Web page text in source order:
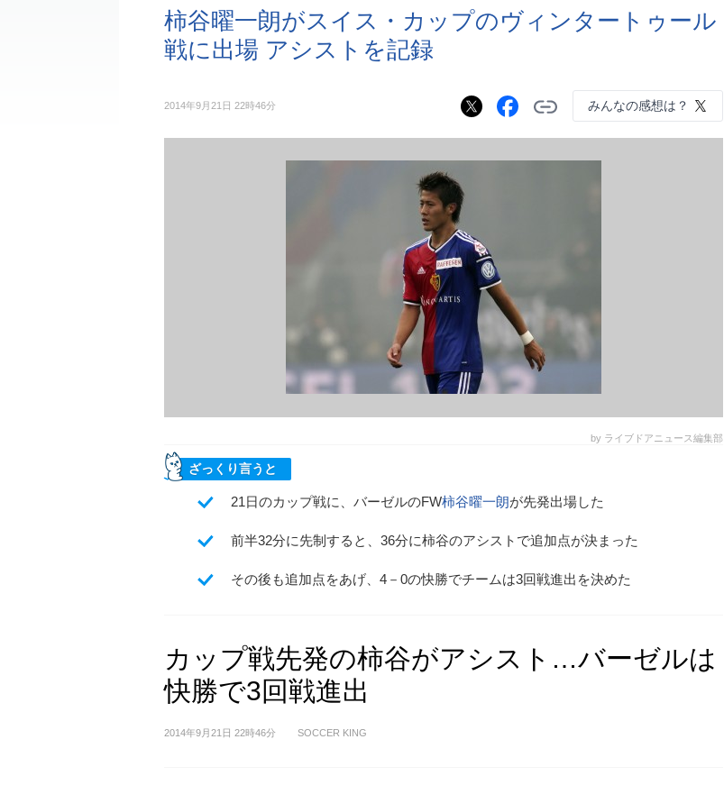
柿谷曜一朗がスイス・カップのヴィンタートゥール
戦に出場 アシストを記録
2014年9月21日 22時46分 みんなの感想は？
by ライブドアニュース編集部
ざっくり言うと
21日のカップ戦に、バーゼルのFW柿谷曜一朗が先発出場した
前半32分に先制すると、36分に柿谷のアシストで追加点が決まった
その後も追加点をあげ、4－0の快勝でチームは3回戦進出を決めた
カップ戦先発の柿谷がアシスト…バーゼルは
快勝で3回戦進出
2014年9月21日 22時46分 SOCCER KING